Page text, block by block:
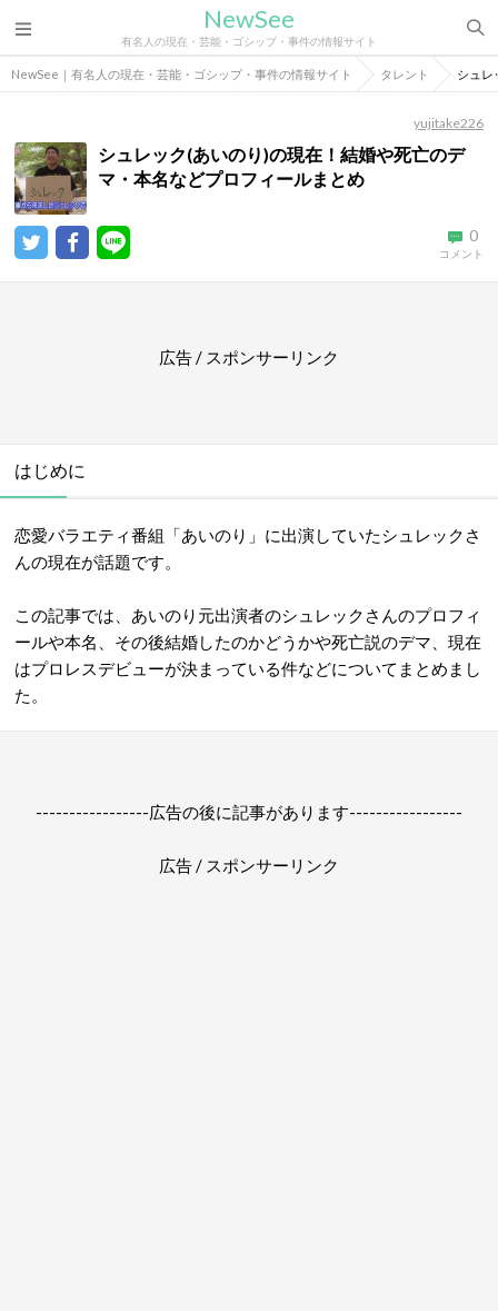
NewSee
有名人の現在・芸能・ゴシップ・事件の情報サイト
NewSee｜有名人の現在・芸能・ゴシップ・事件の情報サイト タレント シュレ
yujitake226
シュレック(あいのり)の現在！結婚や死亡のデ
マ・本名などプロフィールまとめ
0
コメント
広告 / スポンサーリンク
はじめに
恋愛バラエティ番組「あいのり」に出演していたシュレックさ
んの現在が話題です。
この記事では、あいのり元出演者のシュレックさんのプロフィ
ールや本名、その後結婚したのかどうかや死亡説のデマ、現在
はプロレスデビューが決まっている件などについてまとめまし
た。
-----------------広告の後に記事があります-----------------
広告 / スポンサーリンク